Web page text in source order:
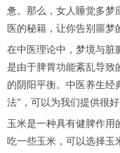
惫。那么，女人睡觉多梦
医的秘籍，让你告别噩梦
在中医理论中，梦境与脏
是由于脾胃功能紊乱导致
的阴阳平衡。中医养生经
法”，可以为我们提供很好
玉米是一种具有健脾作用
吃一些玉米，可以选择玉